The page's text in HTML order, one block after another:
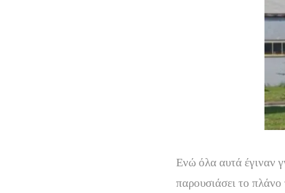
Ενώ όλα αυτά έγιναν
παρουσιάσει το